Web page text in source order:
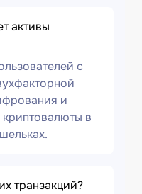
активы
с
и
в
транзакций?